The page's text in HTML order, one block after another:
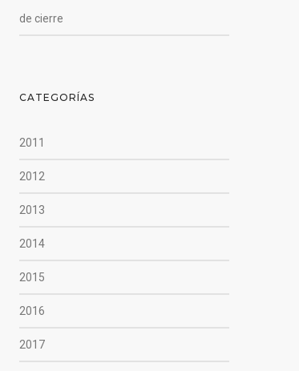
de cierre
CATEGORÍAS
2011
2012
2013
2014
2015
2016
2017